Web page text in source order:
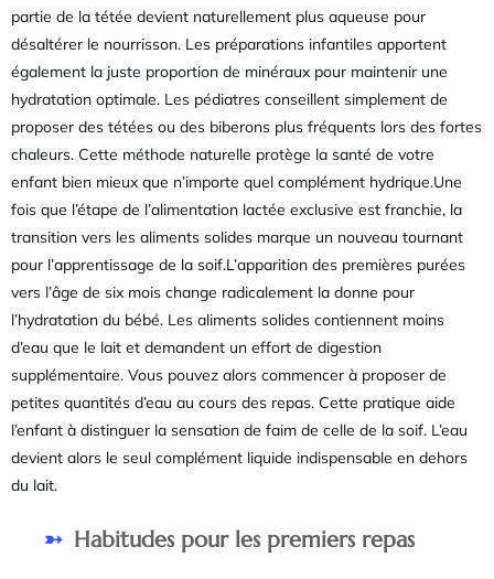
partie de la tétée devient naturellement plus aqueuse pour
désaltérer le nourrisson. Les préparations infantiles apportent
également la juste proportion de minéraux pour maintenir une
hydratation optimale. Les pédiatres conseillent simplement de
proposer des tétées ou des biberons plus fréquents lors des fortes
chaleurs. Cette méthode naturelle protège la santé de votre
enfant bien mieux que n’importe quel complément hydrique.Une
fois que l’étape de l’alimentation lactée exclusive est franchie, la
transition vers les aliments solides marque un nouveau tournant
pour l’apprentissage de la soif.L’apparition des premières purées
vers l’âge de six mois change radicalement la donne pour
l’hydratation du bébé. Les aliments solides contiennent moins
d’eau que le lait et demandent un effort de digestion
supplémentaire. Vous pouvez alors commencer à proposer de
petites quantités d’eau au cours des repas. Cette pratique aide
l’enfant à distinguer la sensation de faim de celle de la soif. L’eau
devient alors le seul complément liquide indispensable en dehors
du lait.
Habitudes pour les premiers repas